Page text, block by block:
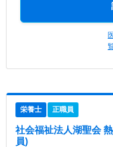
栄養士 正職員
社会福祉法人湖聖会
員)